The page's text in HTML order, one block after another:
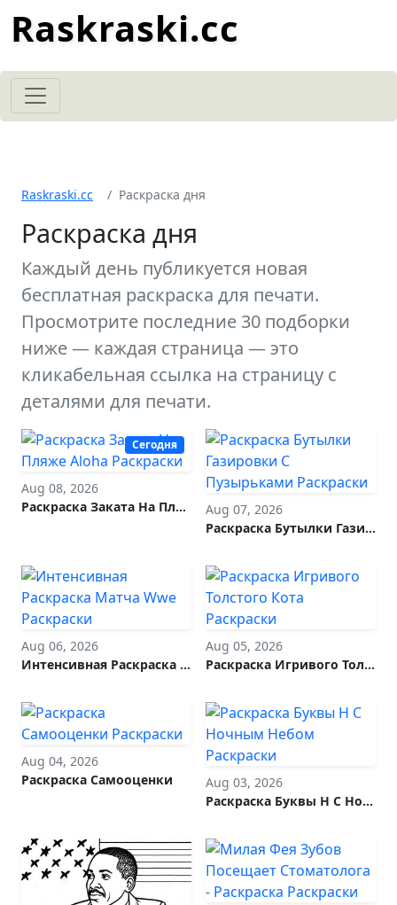
Raskraski.cc
Raskraski.cc Раскраска дня
Раскраска дня
Каждый день публикуется новая
бесплатная раскраска для печати.
Просмотрите последние 30 подборки
ниже — каждая страница — это
кликабельная ссылка на страницу с
деталями для печати.
Сегодня
Aug 08, 2026
Раскраска Заката На Пляже Aloha
Aug 07, 2026
Раскраска Бутылки Газировки С Пузырьками
Aug 06, 2026
Интенсивная Раскраска Матча Wwe
Aug 05, 2026
Раскраска Игривого Толстого Кота
Aug 04, 2026
Раскраска Самооценки
Aug 03, 2026
Раскраска Буквы Н С Ночным Небом